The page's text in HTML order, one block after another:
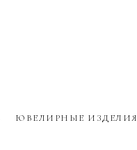
ЮВЕЛИРНЫЕ ИЗДЕЛИЯ